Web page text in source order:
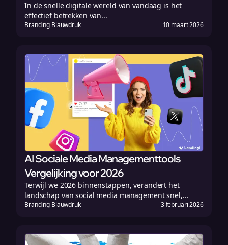
In de snelle digitale wereld van vandaag is het
effectief betrekken van...
Branding Blauwdruk 10 maart 2026
AI Sociale Media Managementtools
Vergelijking voor 2026
Terwijl we 2026 binnenstappen, verandert het
landschap van social media management snel,...
Branding Blauwdruk 3 februari 2026